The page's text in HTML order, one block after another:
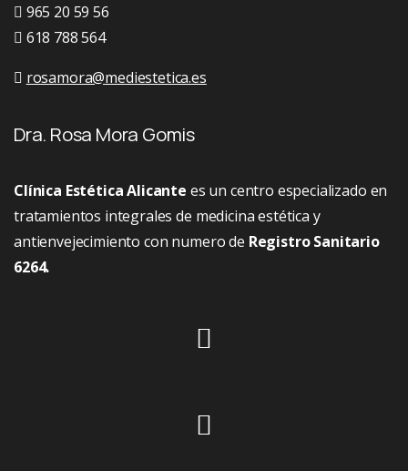
965 20 59 56
618 788 564
rosamora@mediestetica.es
Dra. Rosa Mora Gomis
Clínica Estética Alicante es un centro especializado en
tratamientos integrales de medicina estética y
antienvejecimiento con numero de Registro Sanitario
6264.